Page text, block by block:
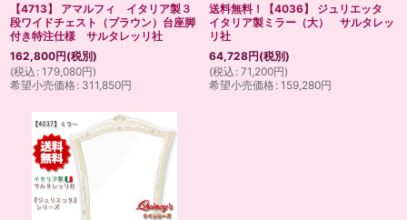
【4713】 アマルフィ イタリア製３
段ワイドチェスト（ブラウン）台座脚
付き特注仕様 サルタレッリ社
162,800円(税別)
(税込 : 179,080円)
希望小売価格: 311,850円
送料無料！【4036】 ジュリエッタ
イタリア製ミラー（大） サルタレッ
リ社
64,728円(税別)
(税込 : 71,200円)
希望小売価格: 159,280円